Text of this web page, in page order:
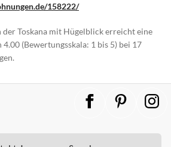
158222/
der Toskana mit Hügelblick erreicht eine
(Bewertungsskala: 1 bis 5) bei 17